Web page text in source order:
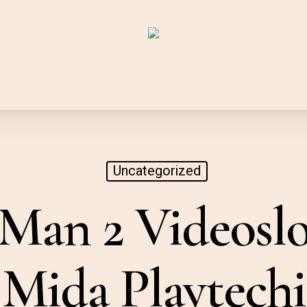
Uncategorized
2
Mida Playtechi